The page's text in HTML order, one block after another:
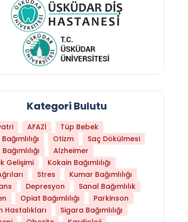
Az Protein Tüketmek Yaşlanmayı
Kategori Bulutu
AFAZİ
Tüp Bebek
Otizm
Saç Dökülmesi
Alzheimer
Gelişimi
Kokain Bağımlılığı
Stres
Kumar Bağımlılığı
Depresyon
Sanal Bağımlılık
Opiat Bağımlılığı
Parkinson
Hastalıkları
Sigara Bağımlılığı